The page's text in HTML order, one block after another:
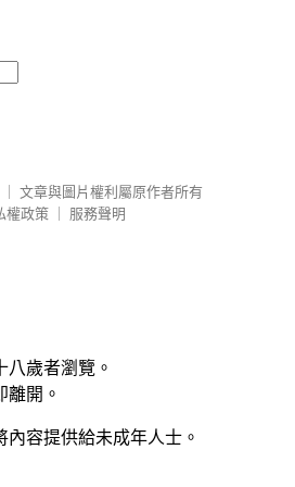
文章與圖片權利屬原作者所有
權政策
服務聲明
八歲者瀏覽。
離開。
容提供給未成年人士。